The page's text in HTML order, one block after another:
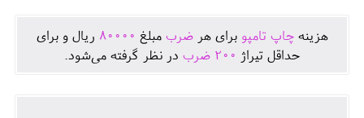
هزينهچاپ تامپو برای هرضرب مبلغ 80000 ريال و برای
حداقل تيراژ 200 ضرب در نظر گرفته می‌شود.